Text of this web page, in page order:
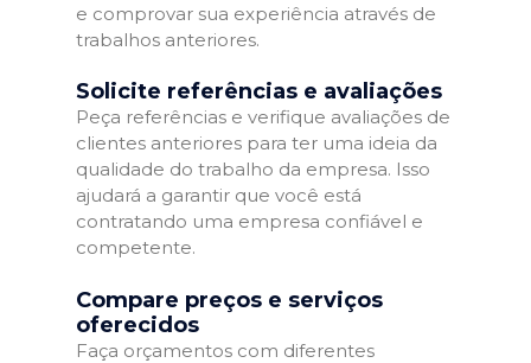
e comprovar sua experiência através de
trabalhos anteriores.
Solicite referências e avaliações
Peça referências e verifique avaliações de
clientes anteriores para ter uma ideia da
qualidade do trabalho da empresa. Isso
ajudará a garantir que você está
contratando uma empresa confiável e
competente.
Compare preços e serviços
oferecidos
Faça orçamentos com diferentes